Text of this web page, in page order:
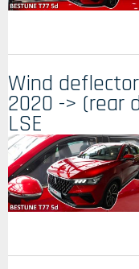
Wind
2020 -> (rear
LSE